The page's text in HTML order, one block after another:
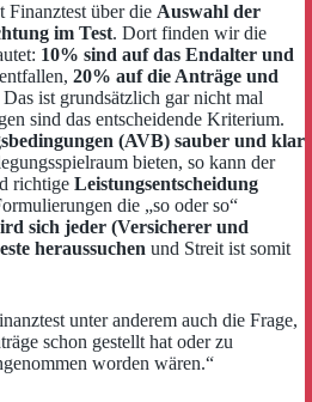
Finanztest über die Auswahl der
im Test. Dort finden wir die
10% sind auf das Endalter und
entfallen, 20% auf die Anträge und
Das ist grundsätzlich gar nicht mal
sind das entscheidende Kriterium.
(AVB) sauber und klar
bieten, so kann der
richtige Leistungsentscheidung
die „so oder so“
sich jeder (Versicherer und
heraussuchen und Streit ist somit
unter anderem auch die Frage,
schon gestellt hat oder zu
worden wären.“